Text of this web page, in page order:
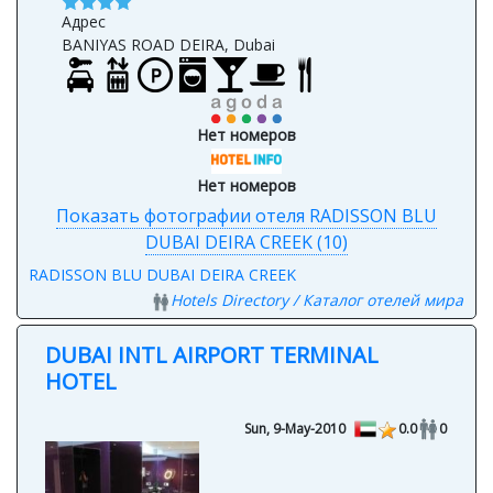
Адрес
BANIYAS ROAD DEIRA, Dubai
Нет номеров
Нет номеров
Показать фотографии отеля RADISSON BLU
DUBAI DEIRA CREEK (10)
RADISSON BLU DUBAI DEIRA CREEK
Hotels Directory / Каталог отелей мира
DUBAI INTL AIRPORT TERMINAL
HOTEL
Sun, 9-May-2010 0.0 0